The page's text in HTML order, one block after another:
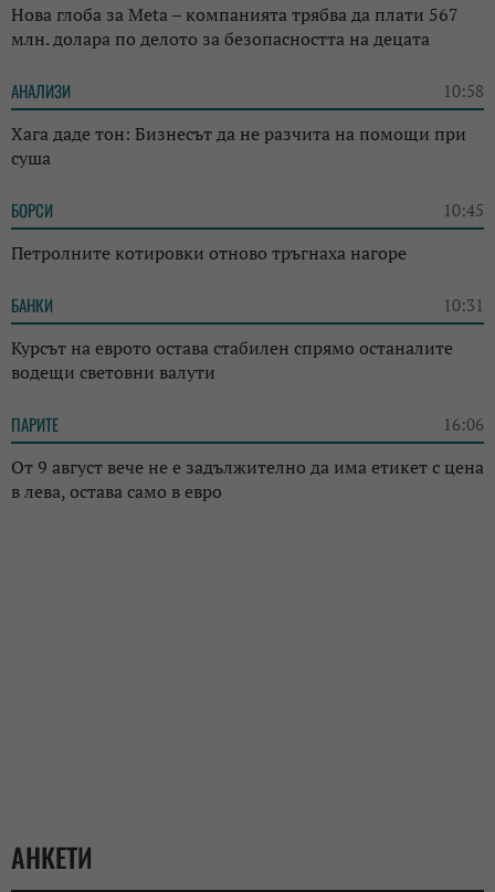
Нова глоба за Meta – компанията трябва да плати 567
млн. долара по делото за безопасността на децата
АНАЛИЗИ 10:58
Хага даде тон: Бизнесът да не разчита на помощи при
суша
БОРСИ 10:45
Петролните котировки отново тръгнаха нагоре
БАНКИ 10:31
Курсът на еврото остава стабилен спрямо останалите
водещи световни валути
ПАРИТЕ 16:06
От 9 август вече не е задължително да има етикет с цена
в лева, остава само в евро
АНКЕТИ